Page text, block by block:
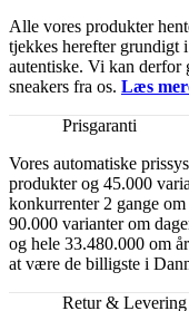
Alle vores produkter
tjekkes herefter grundigt
autentiske. Vi kan derfor
sneakers fra os. Læs
Prisgaranti
Vores automatiske
produkter og 45.000
konkurrenter 2 gange
90.000 varianter om
og hele 33.480.000 om
at være de billigste i
Retur & Levering